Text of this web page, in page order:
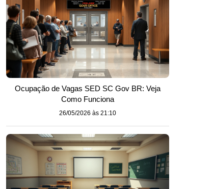
Ocupação de Vagas SED SC Gov BR: Veja
Como Funciona
26/05/2026 às 21:10